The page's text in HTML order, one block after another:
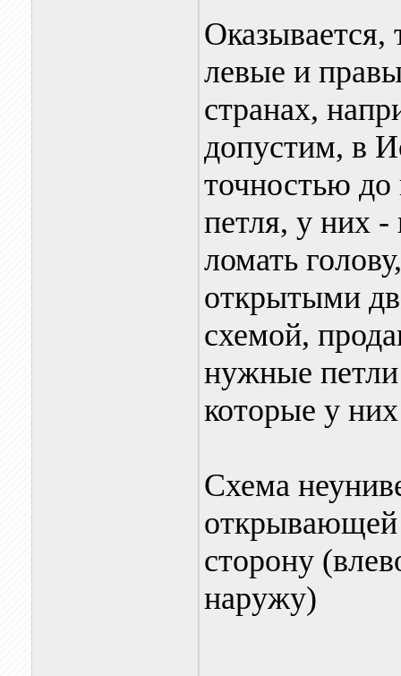
Оказывается,
левые и
странах,
допустим, в
точностью до
петля, у них
ломать
открытыми
схемой,
нужные
которые у
Схема
открывающей
сторону
наружу)